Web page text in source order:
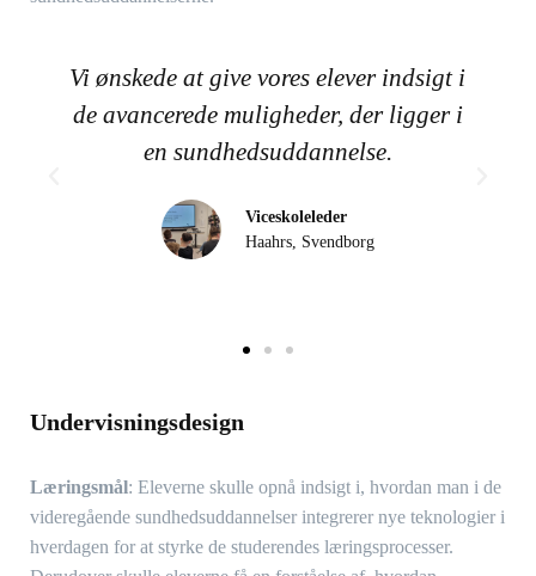
Vi ønskede at give vores elever indsigt i
de avancerede muligheder, der ligger i
en sundhedsuddannelse.
Viceskoleleder
Haahrs, Svendborg
Undervisningsdesign
Læringsmål: Eleverne skulle opnå indsigt i, hvordan man i de
videregående sundhedsuddannelser integrerer nye teknologier i
hverdagen for at styrke de studerendes læringsprocesser.